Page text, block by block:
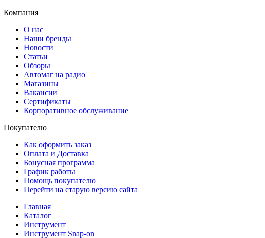
Компания
О нас
Наши бренды
Новости
Статьи
Обзоры
Автомаг на радио
Магазины
Вакансии
Сертификаты
Корпоративное обслуживание
Покупателю
Как оформить заказ
Оплата и Доставка
Бонусная программа
График работы
Помощь покупателю
Перейти на старую версию сайта
Главная
Каталог
Инструмент
Инструмент Snap-on